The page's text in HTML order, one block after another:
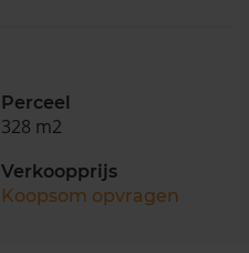
Perceel
328 m2
Verkoopprijs
Koopsom opvragen